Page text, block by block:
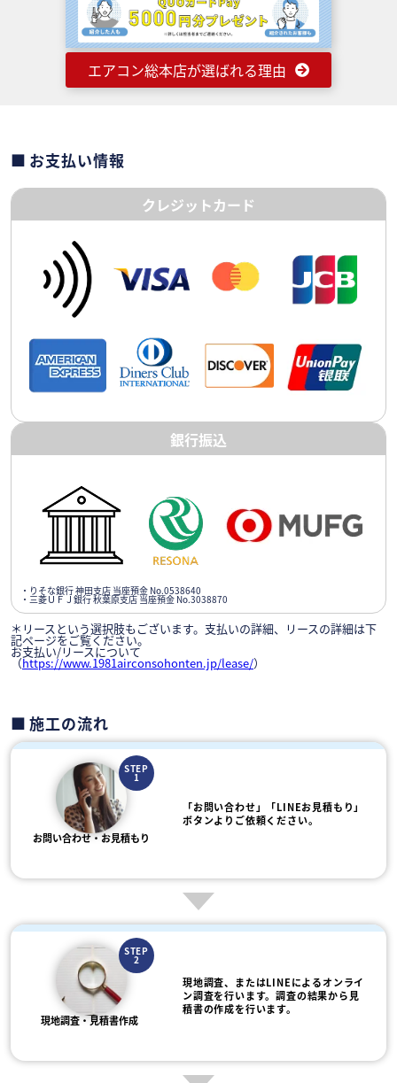
エアコン総本店が選ばれる理由
お支払い情報
クレジットカード
銀行振込
・りそな銀行 神田支店 当座預金 No.0538640
・三菱ＵＦＪ銀行 秋葉原支店 当座預金 No.3038870
＊リースという選択肢もございます。支払いの詳細、リースの詳細は下
記ページをご覧ください。
お支払い/リースについて
（https://www.1981airconsohonten.jp/lease/）
施工の流れ
STEP
1
お問い合わせ・お見積もり
「お問い合わせ」「LINEお見積もり」
ボタンよりご依頼ください。
STEP
2
現地調査・見積書作成
現地調査、またはLINEによるオンライ
ン調査を行います。調査の結果から見
積書の作成を行います。